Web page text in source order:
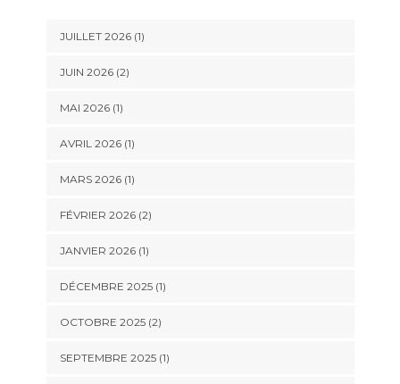
JUILLET 2026(1)
JUIN 2026(2)
MAI 2026(1)
AVRIL 2026(1)
MARS 2026(1)
FÉVRIER 2026(2)
JANVIER 2026(1)
DÉCEMBRE 2025(1)
OCTOBRE 2025(2)
SEPTEMBRE 2025(1)